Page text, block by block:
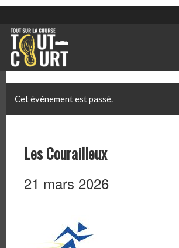
Cet évènement est passé.
Les Courailleux
21 mars 2026